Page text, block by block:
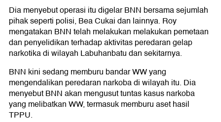
Dia menyebut operasi itu digelar BNN bersama sejumlah
pihak seperti polisi, Bea Cukai dan lainnya. Roy
mengatakan BNN telah melakukan melakukan pemetaan
dan penyelidikan terhadap aktivitas peredaran gelap
narkotika di wilayah Labuhanbatu dan sekitarnya.
BNN kini sedang memburu bandar WW yang
mengendalikan peredaran narkoba di wilayah itu. Dia
menyebut BNN akan mengusut tuntas kasus narkoba
yang melibatkan WW, termasuk memburu aset hasil
TPPU.